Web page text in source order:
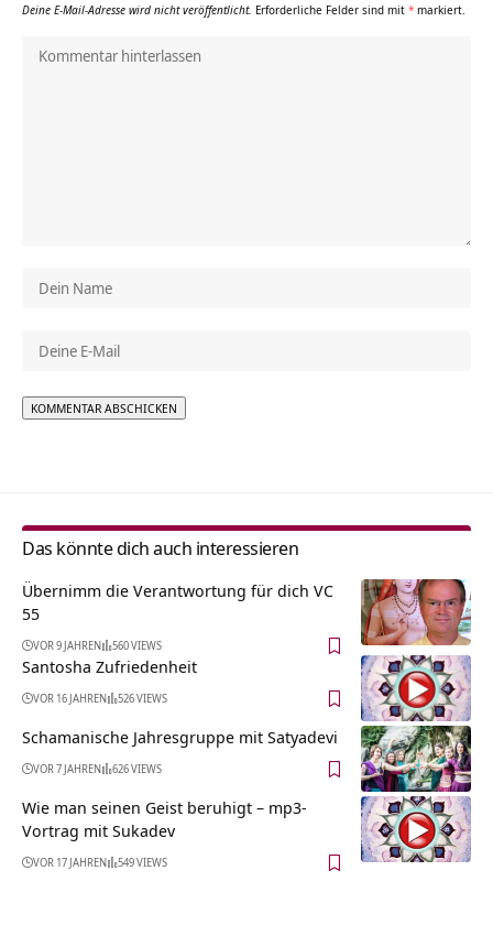
Deine E-Mail-Adresse wird nicht veröffentlicht. Erforderliche Felder sind mit * markiert.
Das könnte dich auch interessieren
Übernimm die Verantwortung für dich VC
55
VOR 9 JAHREN 560 VIEWS
Santosha Zufriedenheit
VOR 16 JAHREN 526 VIEWS
Schamanische Jahresgruppe mit Satyadevi
VOR 7 JAHREN 626 VIEWS
Wie man seinen Geist beruhigt – mp3-
Vortrag mit Sukadev
VOR 17 JAHREN 549 VIEWS